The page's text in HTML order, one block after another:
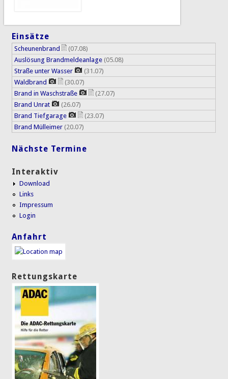
Einsätze
Scheunenbrand
(07.08)
Auslösung Brandmeldeanlage (05.08)
Straße unter Wasser
(31.07)
Waldbrand
(30.07)
Brand in Waschstraße
(27.07)
Brand Unrat
(26.07)
Brand Tiefgarage
(23.07)
Brand Mülleimer (20.07)
Nächste Termine
Interaktiv
Download
Links
Impressum
Login
Anfahrt
Rettungskarte